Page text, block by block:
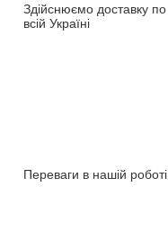
Здійснюємо доставку по
всій Україні
Переваги в нашій роботі